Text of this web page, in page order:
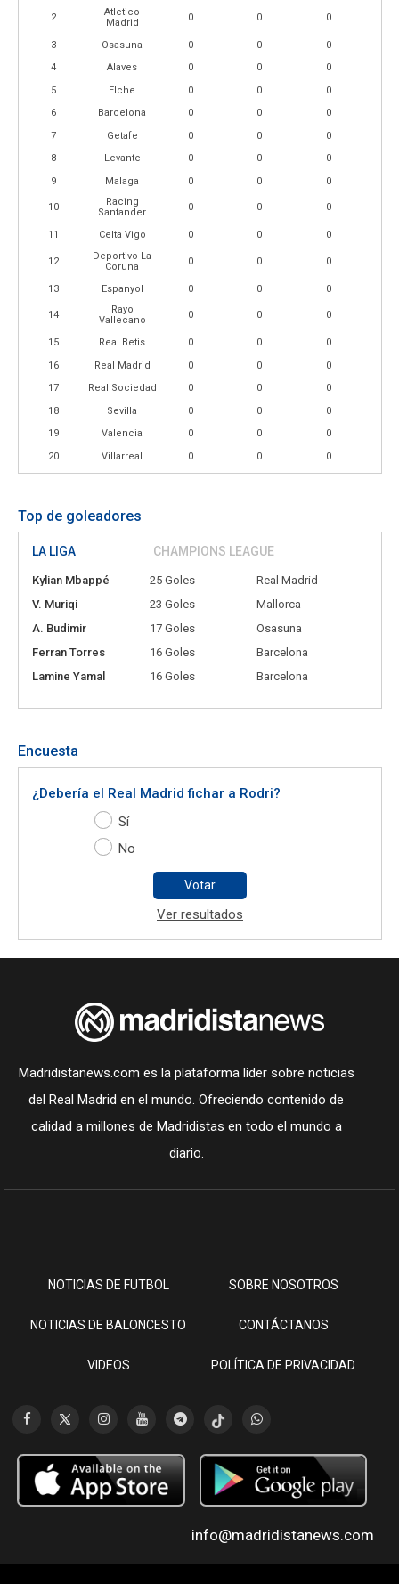
2
Atletico
Madrid
0 0 0
3 Osasuna 0 0
0
4
Alaves 0 0
0
5
Elche 0 0
0
6
Barcelona 0 0
0
7
Getafe 0 0
0
8
Levante 0 0
0
9
Malaga 0 0 0
10
Racing
Santander
0 0 0
11 Celta Vigo 0 0 0
12
Deportivo La
Coruna
0 0 0
13 Espanyol 0 0 0
14
Rayo
Vallecano
0 0 0
15 Real Betis 0 0
0
16
Real Madrid 0 0
0
17
Real Sociedad 0 0
0
18
Sevilla 0 0
0
19
Valencia 0 0
0
20
Villarreal 0 0 0
Top de goleadores
LA LIGA CHAMPIONS LEAGUE
Kylian Mbappé 25 Goles
Real Madrid
V. Muriqi
23 Goles
Mallorca
A. Budimir
17 Goles
Osasuna
Ferran Torres
16 Goles
Barcelona
Lamine Yamal
16 Goles Barcelona
Encuesta
¿Debería el Real Madrid fichar a Rodri?
Sí
No
Votar
Ver resultados
Madridistanews.com es la plataforma líder sobre noticias
del Real Madrid en el mundo. Ofreciendo contenido de
calidad a millones de Madridistas en todo el mundo a
diario.
NOTICIAS DE FUTBOL
NOTICIAS DE BALONCESTO
VIDEOS
SOBRE NOSOTROS
CONTÁCTANOS
POLÍTICA DE PRIVACIDAD
info@madridistanews.com